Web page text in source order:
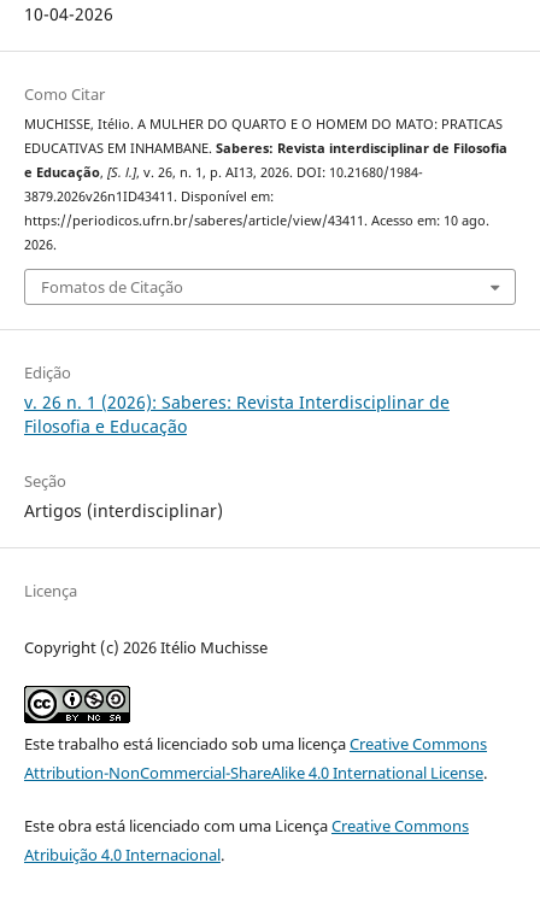
10-04-2026
Como Citar
MUCHISSE, Itélio. A MULHER DO QUARTO E O HOMEM DO MATO: PRATICAS
EDUCATIVAS EM INHAMBANE. Saberes: Revista interdisciplinar de Filosofia
e Educação, [S. l.], v. 26, n. 1, p. AI13, 2026. DOI: 10.21680/1984-
3879.2026v26n1ID43411. Disponível em:
https://periodicos.ufrn.br/saberes/article/view/43411. Acesso em: 10 ago.
2026.
Fomatos de Citação
Edição
v. 26 n. 1 (2026): Saberes: Revista Interdisciplinar de
Filosofia e Educação
Seção
Artigos (interdisciplinar)
Licença
Copyright (c) 2026 Itélio Muchisse
Este trabalho está licenciado sob uma licençaCreative Commons
Attribution-NonCommercial-ShareAlike 4.0 International License.
Este obra está licenciado com uma LicençaCreative Commons
Atribuição 4.0 Internacional.